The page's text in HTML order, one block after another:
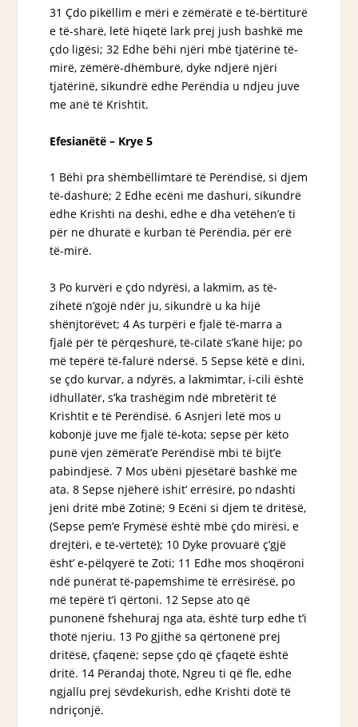
31 Çdo pikëllim e mëri e zëmëratë e të-bërtiturë
e të-sharë, letë hiqetë lark prej jush bashkë me
çdo ligësi; 32 Edhe bëhi njëri mbë tjatërinë të-
mirë, zëmërë-dhëmburë, dyke ndjerë njëri
tjatërinë, sikundrë edhe Perëndia u ndjeu juve
me anë të Krishtit.
Efesianëtë – Krye 5
1 Bëhi pra shëmbëllimtarë të Perëndisë, si djem
të-dashurë; 2 Edhe ecëni me dashuri, sikundrë
edhe Krishti na deshi, edhe e dha vetëhen’e ti
për ne dhuratë e kurban të Perëndia, për erë
të-mirë.
3 Po kurvëri e çdo ndyrësi, a lakmim, as të-
zihetë n’gojë ndër ju, sikundrë u ka hijë
shënjtorëvet; 4 As turpëri e fjalë të-marra a
fjalë për të përqeshurë, të-cilatë s’kanë hije; po
më tepërë të-falurë ndersë. 5 Sepse këtë e dini,
se çdo kurvar, a ndyrës, a lakmimtar, i-cili është
idhullatër, s’ka trashëgim ndë mbretërit të
Krishtit e të Perëndisë. 6 Asnjeri letë mos u
kobonjë juve me fjalë të-kota; sepse për këto
punë vjen zëmërat’e Perëndisë mbi të bijt’e
pabindjesë. 7 Mos ubëni pjesëtarë bashkë me
ata. 8 Sepse njëherë ishit’ errësirë, po ndashti
jeni dritë mbë Zotinë; 9 Ecëni si djem të dritësë,
(Sepse pem’e Frymësë është mbë çdo mirësi, e
drejtëri, e të-vërtetë); 10 Dyke provuarëç’gjë
ësht’ e-pëlqyerë te Zoti; 11 Edhe mos shoqëroni
ndë punërat të-papemshime të errësirësë, po
më tepërë t’i qërtoni. 12 Sepse ato që
punonenë fshehuraj nga ata, është turp edhe t’i
thotë njeriu. 13 Po gjithë sa qërtonenë prej
dritësë, çfaqenë; sepse çdo që çfaqetë është
dritë. 14 Përandaj thotë, Ngreu ti që fle, edhe
ngjallu prej sëvdekurish, edhe Krishti dotë të
ndriçonjë.